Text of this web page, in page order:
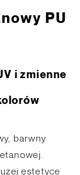
PU
i zmienne
barwny
estetyce